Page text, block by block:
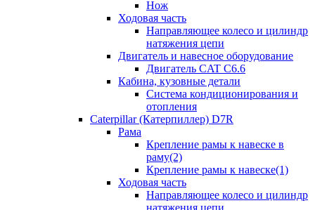
Нож
Ходовая часть
Направляющее колесо и цилиндр
натяжения цепи
Двигатель и навесное оборудование
Двигатель CAT C6.6
Кабина, кузовные детали
Система кондиционирования и
отопления
Caterpillar (Катерпиллер) D7R
Рама
Крепление рамы к навеске в
раму(2)
Крепление рамы к навеске(1)
Ходовая часть
Направляющее колесо и цилиндр
натяжения цепи